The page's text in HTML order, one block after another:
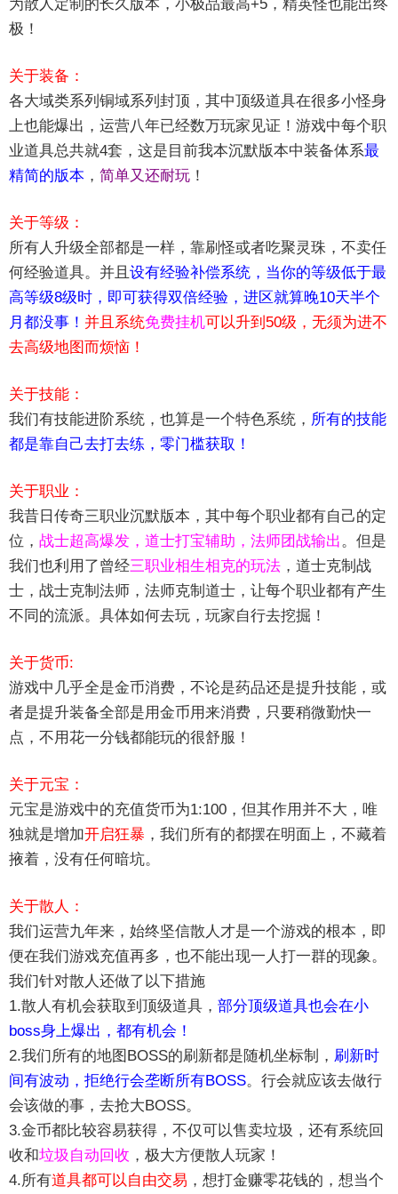
为散人定制的长久版本，小极品最高+5，精英怪也能出终
极！
关于装备：
各大域类系列铜域系列封顶，其中顶级道具在很多小怪身
上也能爆出，运营八年已经数万玩家见证！游戏中每个职
业道具总共就4套，这是目前我本沉默版本中装备体系最
精简的版本 ， 简单又还耐玩 ！
关于等级：
所有人升级全部都是一样，靠刷怪或者吃聚灵珠，不卖任
何经验道具。并且 设有经验补偿系统，当你的等级低于最
高等级8级时，即可获得双倍经验，进区就算晚10天半个
月都没事！ 并且系统免费挂机可以升到50级，无须为进不
去高级地图而烦恼！
关于技能：
我们有技能进阶系统，也算是一个特色系统， 所有的技能
都是靠自己去打去练，零门槛获取！
关于职业：
我昔日传奇三职业沉默版本，其中每个职业都有自己的定
位， 战士超高爆发，道士打宝辅助，法师团战输出。但是
我们也利用了曾经三职业相生相克的玩法 ，道士克制战
士，战士克制法师，法师克制道士，让每个职业都有产生
不同的流派。具体如何去玩，玩家自行去挖掘！
关于货币:
游戏中几乎全是金币消费，不论是药品还是提升技能，或
者是提升装备全部是用金币用来消费，只要稍微勤快一
点，不用花一分钱都能玩的很舒服！
关于元宝：
元宝是游戏中的充值货币为1:100，但其作用并不大，唯
独就是增加开启狂暴 ，我们所有的都摆在明面上，不藏着
掖着，没有任何暗坑。
关于散人：
我们运营九年来，始终坚信散人才是一个游戏的根本，即
便在我们游戏充值再多，也不能出现一人打一群的现象。
我们针对散人还做了以下措施
1.散人有机会获取到顶级道具， 部分顶级道具也会在小
boss身上爆出，都有机会！
2.我们所有的地图BOSS的刷新都是随机坐标制， 刷新时
间有波动，拒绝行会垄断所有BOSS。行会就应该去做行
会该做的事，去抢大BOSS。
3.金币都比较容易获得，不仅可以售卖垃圾，还有系统回
收和垃圾自动回收 ，极大方便散人玩家！
4.所有道具都可以自由交易 ，想打金赚零花钱的，想当个